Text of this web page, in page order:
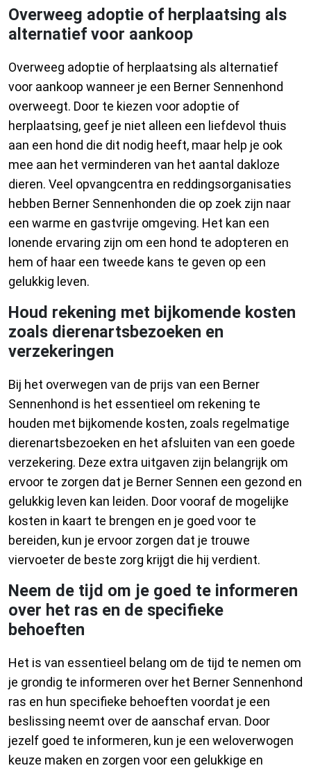
Overweeg adoptie of herplaatsing als
alternatief voor aankoop
Overweeg adoptie of herplaatsing als alternatief
voor aankoop wanneer je een Berner Sennenhond
overweegt. Door te kiezen voor adoptie of
herplaatsing, geef je niet alleen een liefdevol thuis
aan een hond die dit nodig heeft, maar help je ook
mee aan het verminderen van het aantal dakloze
dieren. Veel opvangcentra en reddingsorganisaties
hebben Berner Sennenhonden die op zoek zijn naar
een warme en gastvrije omgeving. Het kan een
lonende ervaring zijn om een hond te adopteren en
hem of haar een tweede kans te geven op een
gelukkig leven.
Houd rekening met bijkomende kosten
zoals dierenartsbezoeken en
verzekeringen
Bij het overwegen van de prijs van een Berner
Sennenhond is het essentieel om rekening te
houden met bijkomende kosten, zoals regelmatige
dierenartsbezoeken en het afsluiten van een goede
verzekering. Deze extra uitgaven zijn belangrijk om
ervoor te zorgen dat je Berner Sennen een gezond en
gelukkig leven kan leiden. Door vooraf de mogelijke
kosten in kaart te brengen en je goed voor te
bereiden, kun je ervoor zorgen dat je trouwe
viervoeter de beste zorg krijgt die hij verdient.
Neem de tijd om je goed te informeren
over het ras en de specifieke
behoeften
Het is van essentieel belang om de tijd te nemen om
je grondig te informeren over het Berner Sennenhond
ras en hun specifieke behoeften voordat je een
beslissing neemt over de aanschaf ervan. Door
jezelf goed te informeren, kun je een weloverwogen
keuze maken en zorgen voor een gelukkige en